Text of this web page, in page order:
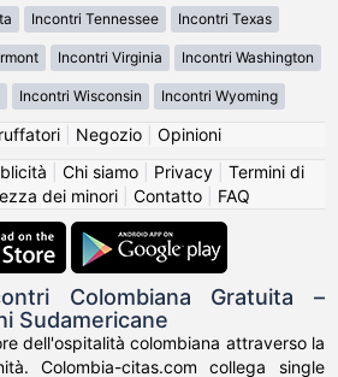
Incontri Tennessee Incontri Texas
Incontri Virginia Incontri Washington
Incontri Wisconsin Incontri Wyoming
| Negozio| Opinioni
Chi siamo| Privacy| Termini di
dei minori| Contatto| FAQ
Colombiana Gratuita –
Sudamericane
dell'ospitalità colombiana attraverso la
Colombia-citas.com collega single